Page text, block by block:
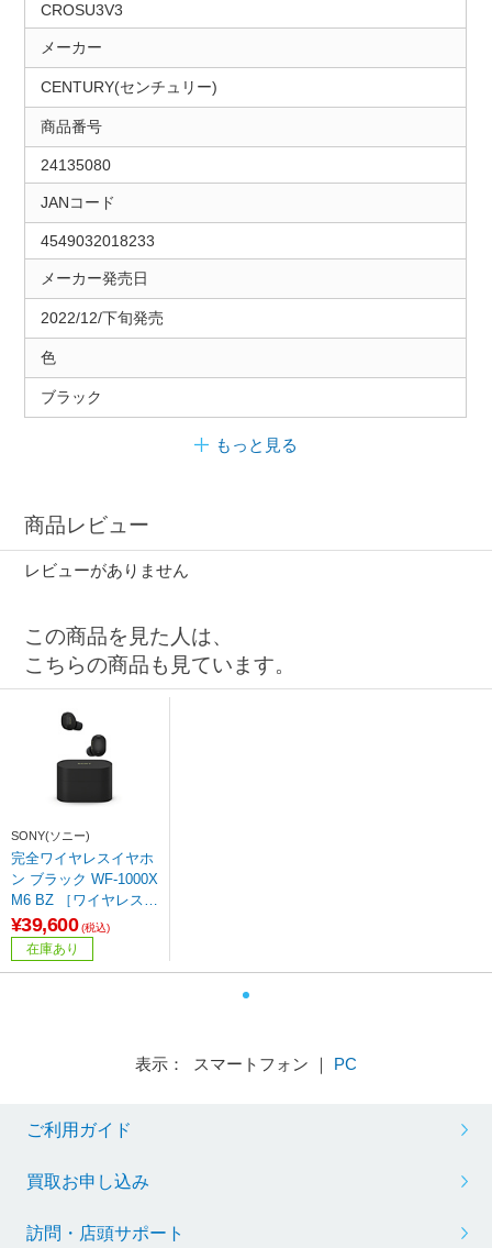
CROSU3V3
メーカー
CENTURY(センチュリー)
商品番号
24135080
JANコード
4549032018233
メーカー発売日
2022/12/下旬発売
色
ブラック
もっと見る
商品レビュー
レビューがありません
この商品を見た人は、
こちらの商品も見ています。
SONY(ソニー)
完全ワイヤレスイヤホ
ン ブラック WF-1000X
M6 BZ ［ワイヤレス
(左右分離) /カナル型 /
ノイズキャンセリング
対応 /Bluetooth対応］
¥39,600 (税込)
在庫あり
表示： スマートフォン ｜ PC
ご利用ガイド
買取お申し込み
訪問・店頭サポート